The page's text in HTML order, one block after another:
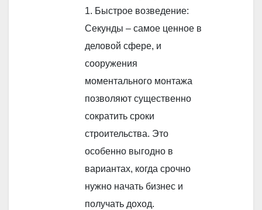
1. Быстрое возведение:
Секунды – самое ценное в
деловой сфере, и
сооружения
моментального монтажа
позволяют существенно
сократить сроки
строительства. Это
особенно выгодно в
вариантах, когда срочно
нужно начать бизнес и
получать доход.